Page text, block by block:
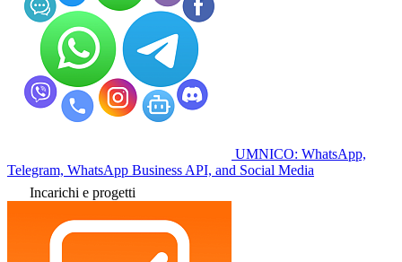
UMNICO: WhatsApp,
Telegram, WhatsApp Business API, and Social Media
Incarichi e progetti